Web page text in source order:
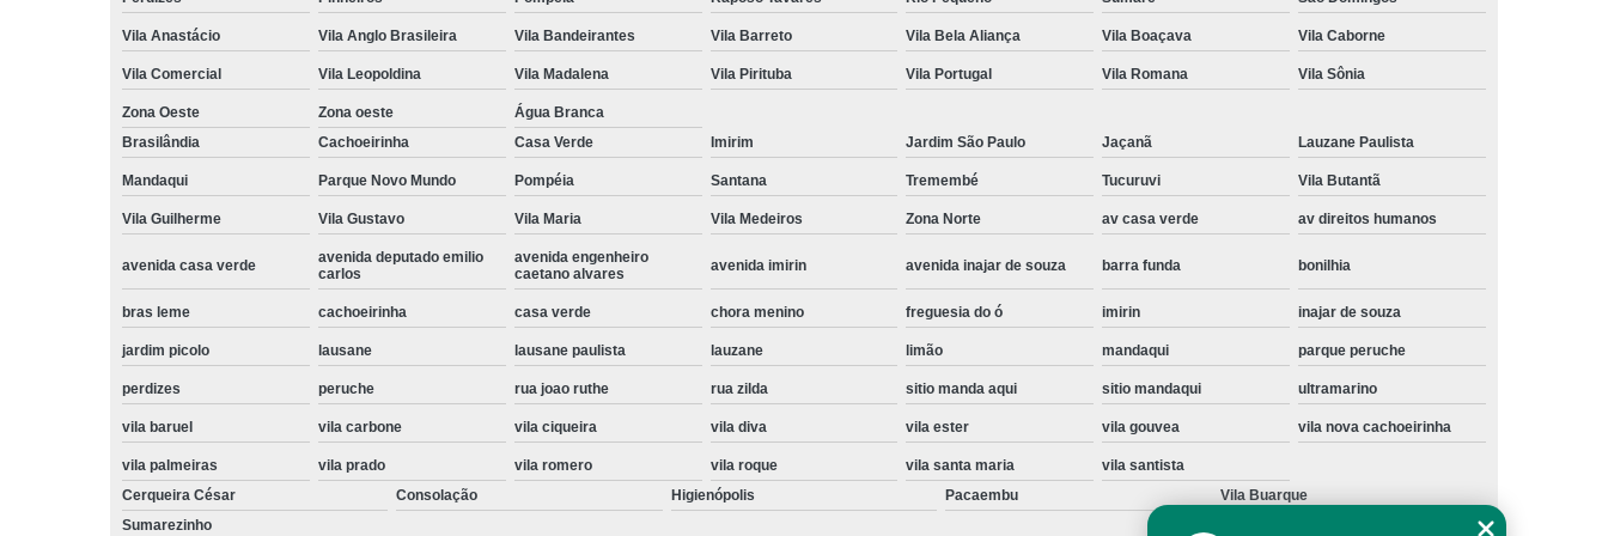
Instalação de Maquina de Lavar Roupa
Instalação de Maquina de Lavar Samsung
Instalação Eletrica Maquina de Lavar Roupa
Instalação Maquina de Lavar Roupa
Instalação para Maquina de Lavar Roupa
Instalar Maquina de Lavar Samsung
Instalar Maquina Lavar Roupa
Maquina de Lavar Roupa Instalação
Samsung Instalação Maquina de Lavar
Instalação de Lava e Seca
Instalação de Lava e Seca Samsung
Instalação de Maquina Lava e Seca
Instalação Lava e Seca
Instalação Lava e Seca Samsung
Instalação Lava Seca
Instalação Maquina Lava e Seca
Instalação Maquina Lava e Seca Samsung
Instalação Samsung Lava e Seca
Lava e Seca Instalação
Lava e Seca Samsung Instalação
Samsung Instalação Lava e Seca
Manutenção de Fogão
Manutenção de Fogão a Gas
Manutenção de Fogão Cooktop
Manutenção de Fogão Electrolux
Manutenção em Fogão
Vila Anastácio Vila Anglo Brasileira Vila Bandeirantes Vila Barreto Vila Bela Aliança Vila Boaçava Vila Caborne
Vila Comercial Vila Leopoldina Vila Madalena Vila Pirituba Vila Portugal Vila Romana Vila Sônia
Zona Oeste Zona oeste
Água Branca
Brasilândia
Cachoeirinha Casa Verde Imirim Jardim São Paulo Jaçanã Lauzane Paulista
Mandaqui Parque Novo Mundo Pompéia Santana Tremembé Tucuruvi Vila Butantã
Vila Guilherme Vila Gustavo Vila Maria Vila Medeiros Zona Norte av casa verde av direitos humanos
avenida casa verde
avenida deputado emilio
carlos
avenida engenheiro
caetano alvares
avenida imirin avenida inajar de souza barra funda bonilhia
bras leme cachoeirinha casa verde chora menino freguesia do ó imirin inajar de souza
jardim picolo lausane lausane paulista lauzane limão mandaqui parque peruche
perdizes peruche rua joao ruthe rua zilda sitio manda aqui sitio mandaqui ultramarino
vila baruel vila carbone vila ciqueira vila diva vila ester vila gouvea vila nova cachoeirinha
vila palmeiras vila prado vila romero vila roque vila santa maria
vila santista
Cerqueira César
Consolação Higienópolis Pacaembu
Vila Buarque
Sumarezinho